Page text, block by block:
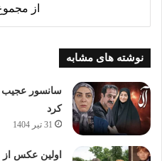
از
نوشته های مشابه
سانسور عجیب
کرد
31 تیر 1404
اولین عکس از